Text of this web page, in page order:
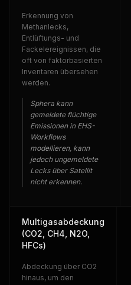
Erkennung von
Methanlecks,
Entlüftungs- und
Fackelereignissen, die
oft von faktorbasierten
Inventaren übersehen
werden.
Sphera kann
gemeldete flüchtige
Emissionen in EHS-
Workflows
modellieren, kann
jedoch ungemeldete
Lecks über Satellit
nicht erkennen.
Multigasabdeckung
(CO2, CH4, N2O,
HFCs)
Abdeckung über CO2
hinaus, um den